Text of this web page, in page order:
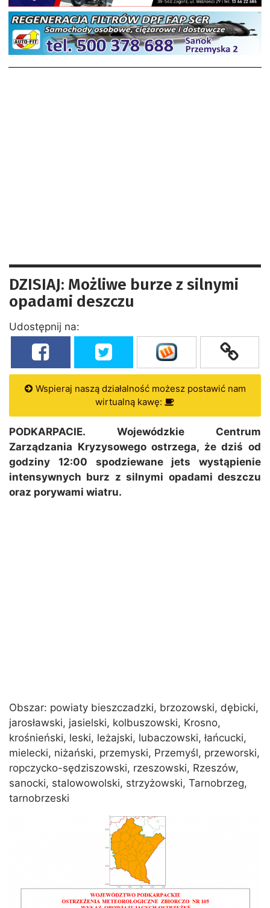
DZISIAJ: Możliwe burze z silnymi
opadami deszczu
Udostępnij na:
Wspieraj naszą działalność możesz postawić nam
wirtualną kawę:
PODKARPACIE. Wojewódzkie Centrum
Zarządzania Kryzysowego ostrzega, że dziś od
godziny 12:00 spodziewane jets wystąpienie
intensywnych burz z silnymi opadami deszczu
oraz porywami wiatru.
Obszar: powiaty bieszczadzki, brzozowski, dębicki,
jarosławski, jasielski, kolbuszowski, Krosno,
krośnieński, leski, leżajski, lubaczowski, łańcucki,
mielecki, niżański, przemyski, Przemyśl, przeworski,
ropczycko-sędziszowski, rzeszowski, Rzeszów,
sanocki, stalowowolski, strzyżowski, Tarnobrzeg,
tarnobrzeski